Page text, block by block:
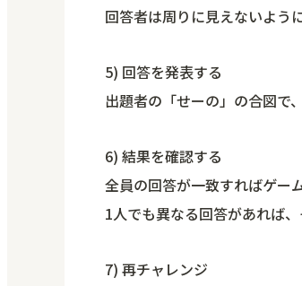
回答者は周りに見えないよう
5) 回答を発表する
出題者の「せーの」の合図で
6) 結果を確認する
全員の回答が一致すればゲー
1人でも異なる回答があれば
7) 再チャレンジ